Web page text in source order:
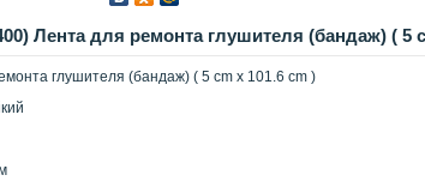
Лента для ремонта глушителя (бандаж) ( 5
глушителя (бандаж) ( 5 cm х 101.6 cm )